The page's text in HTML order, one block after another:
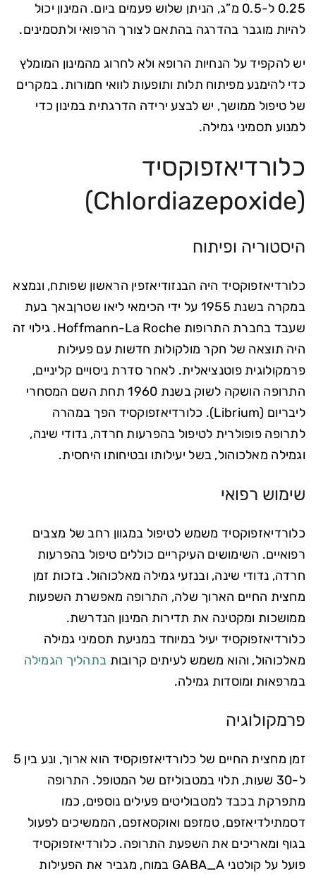
0.25 ל-0.5 מ”ג, הניתן שלוש פעמים ביום. המינון יכול
להיות מוגבר בהדרגה בהתאם לצורך הרפואי ולתסמינים.
יש להקפיד על הנחיות הרופא ולא לחרוג מהמינון המומלץ
כדי להימנע מפיתוח תלות ותופעות לוואי חמורות. במקרים
של טיפול ממושך, יש לבצע ירידה הדרגתית במינון כדי
למנוע תסמיני גמילה.
כלורדיאזפוקסיד
(Chlordiazepoxide)
היסטוריה ופיתוח
כלורדיאזפוקסיד היה הבנזודיאזפין הראשון שפותח, ונמצא
במקרה בשנת 1955 על ידי הכימאי ליאו שטרןבאך בעת
שעבד בחברת התרופות Hoffmann-La Roche. גילוי זה
היה תוצאה של חקר מולקולות חדשות עם פעילות
פרמקולוגית פוטנציאלית. לאחר סדרת ניסויים קליניים,
התרופה הושקה לשוק בשנת 1960 תחת השם המסחרי
ליבריום (Librium). כלורדיאזפוקסיד הפך במהרה
לתרופה פופולרית לטיפול בהפרעות חרדה, נדודי שינה,
וגמילה מאלכוהול, בשל יעילותו ובטיחותו היחסית.
שימוש רפואי
כלורדיאזפוקסיד משמש לטיפול במגוון רחב של מצבים
רפואיים. השימושים העיקריים כוללים טיפול בהפרעות
חרדה, נדודי שינה, ובנזעי גמילה מאלכוהול. בזכות זמן
מחצית החיים הארוך שלה, התרופה מאפשרת השפעות
ממושכות ומקטינה את תדירות המינון הנדרשת.
כלורדיאזפוקסיד יעיל במיוחד במניעת תסמיני גמילה
מאלכוהול, והוא משמש לעיתים קרובות בתהליך הגמילה
במרפאות ומוסדות גמילה.
פרמקולוגיה
זמן מחצית החיים של כלורדיאזפוקסיד הוא ארוך, ונע בין 5
ל-30 שעות, תלוי במטבוליזם של המטופל. התרופה
מתפרקת בכבד למטבוליטים פעילים נוספים, כמו
דסמתילדיאזפם, טמזפם ואוקסאזפם, הממשיכים לפעול
בגוף ומאריכים את השפעת התרופה. כלורדיאזפוקסיד
פועל על קולטני GABA_A במוח, מגביר את הפעילות